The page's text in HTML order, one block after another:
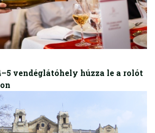
vendéglátóhely húzza le a rolót